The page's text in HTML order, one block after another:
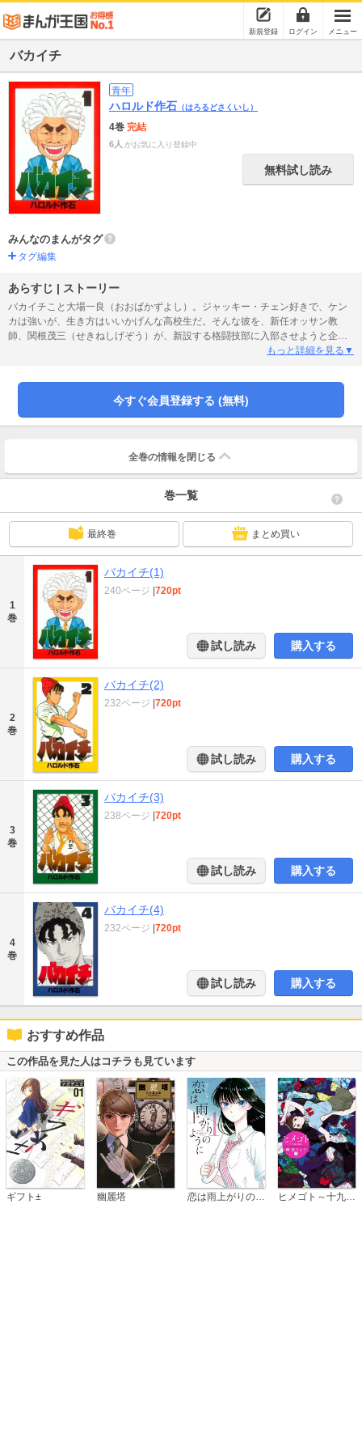
新規登録 ログイン メニュー
バカイチ
青年
ハロルド作石 （はろるどさくいし）
4巻 完結
6人 がお気に入り登録中
無料試し読み
みんなのまんがタグ
タグ編集
あらすじ | ストーリー
バカイチこと大場一良（おおばかずよし）。ジャッキー・チェン好きで、ケン
カは強いが、生き方はいいかげんな高校生だ。そんな彼を、新任オッサン教
師、関根茂三（せきねしげぞう）が、新設する格闘技部に入部させようと企ん
でいる。空手道正武塾の総帥、井上政彦（いのうえまさひこ）の元弟子＆親友
一強くて愚かな師弟を描く、本格格闘技コメディー!!
もっと詳細を見る▼
今すぐ会員登録する (無料)
全巻の情報を 閉じる
巻一覧
最終巻 まとめ買い
1
巻
バカイチ(1)
240ページ 720pt
試し読み 購入する
2
巻
バカイチ(2)
232ページ 720pt
試し読み 購入する
3
巻
バカイチ(3)
238ページ 720pt
試し読み 購入する
4
巻
バカイチ(4)
232ページ 720pt
試し読み 購入する
おすすめ作品
この作品を見た人はコチラも見ています
ギフト± 幽麗塔 恋は雨上がりのように ヒメゴト～十九歳の制服～